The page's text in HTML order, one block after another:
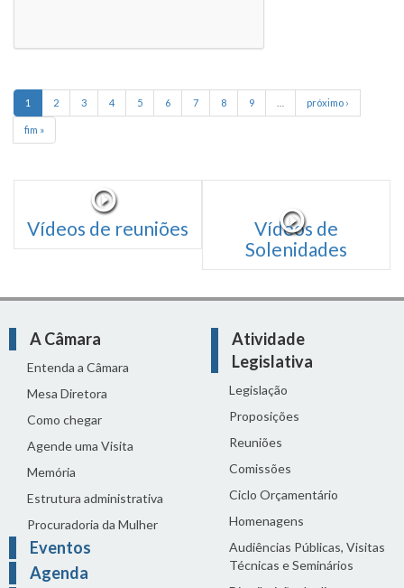
1 2 3 4 5 6 7 8 9 próximo ›
fim »
Vídeos de reuniões
Vídeos de
Solenidades
A Câmara
Entenda a Câmara
Mesa Diretora
Como chegar
Agende uma Visita
Memória
Estrutura administrativa
Procuradoria da Mulher
Eventos
Agenda
Atividade
Legislativa
Legislação
Proposições
Reuniões
Comissões
Ciclo Orçamentário
Homenagens
Audiências Públicas, Visitas
Técnicas e Seminários